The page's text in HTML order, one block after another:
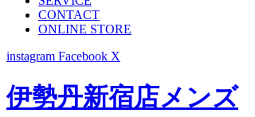
CONTACT
ONLINE STORE
instagram Facebook X
伊勢丹新宿店メンズ